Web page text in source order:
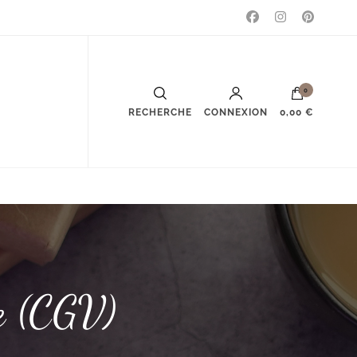
RECHERCHE CONNEXION
0
0,00 €
(CGV)